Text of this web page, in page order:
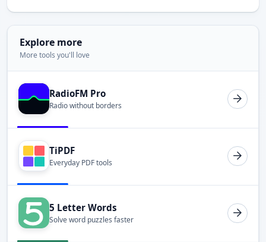
Explore more
More tools you'll love
RadioFM Pro
Radio without borders
TiPDF
Everyday PDF tools
5 Letter Words
Solve word puzzles faster